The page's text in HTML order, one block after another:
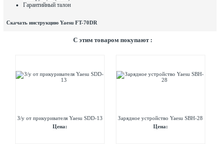
Гарантийный талон
Скачать инструкцию Yaesu FT-70DR
C этим товаром покупают :
З/у от прикуривателя Yaesu SDD-13
Цена:
Зарядное устройство Yaesu SBH-28
Цена: